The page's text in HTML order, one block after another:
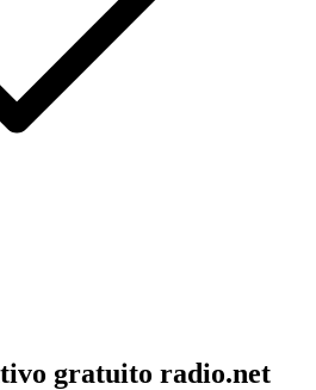
gratuito radio.net